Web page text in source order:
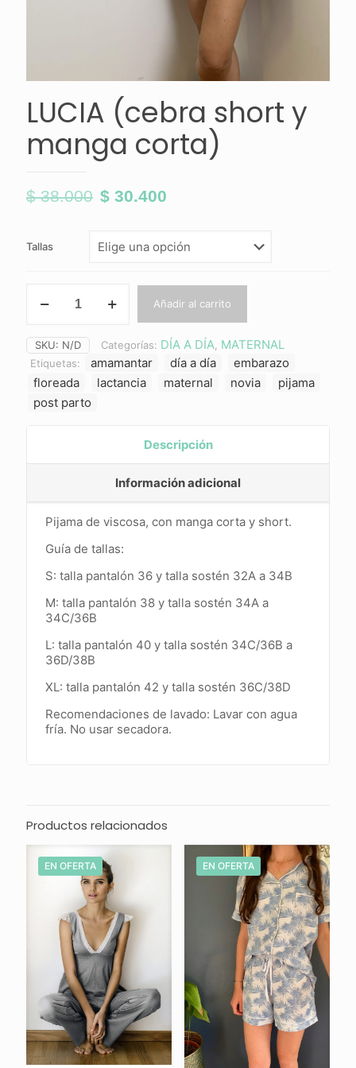
LUCIA (cebra short y
manga corta)
$38.000 El
original
$ 30.400
actual
Tallas
(cebra
y
manga
corta)
cantidad
Añadir al carrito
SKU: N/D Categorías: DÍA A DÍA MATERNAL
Etiquetas: amamantar día a día
embarazo
floreada
lactancia maternal novia
pijama
post parto
Descripción
Información adicional
Pijama de viscosa, con manga corta y short.
Guía de tallas:
S: talla pantalón 36 y talla sostén 32A a 34B
M: talla pantalón 38 y talla sostén 34A a
34C/36B
L: talla pantalón 40 y talla sostén 34C/36B a
36D/38B
XL: talla pantalón 42 y talla sostén 36C/38D
Recomendaciones de lavado: Lavar con agua
fría. No usar secadora.
Productos relacionados
EN OFERTA EN OFERTA